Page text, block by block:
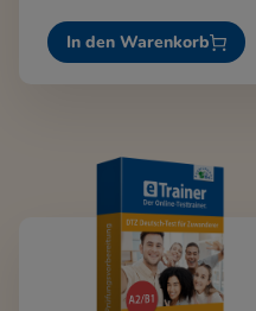
In den Warenkorb